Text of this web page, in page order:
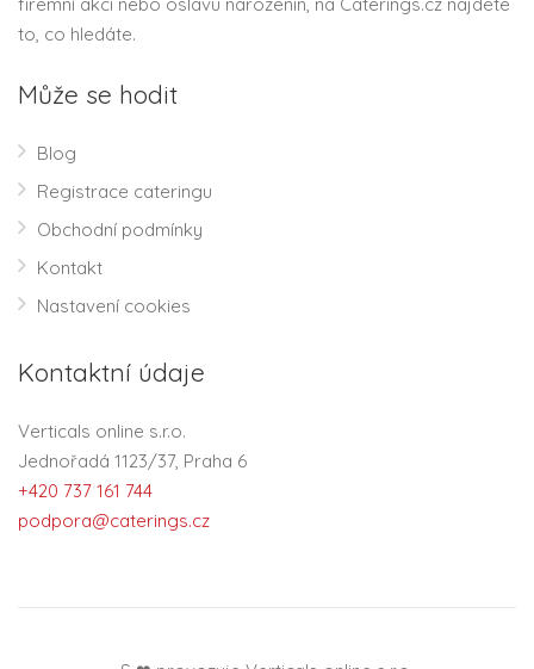
to, co hledáte.
Může se hodit
Blog
Registrace cateringu
Obchodní podmínky
Kontakt
Nastavení cookies
Kontaktní údaje
Verticals online s.r.o.
Jednořadá 1123/37, Praha 6
+420 737 161 744
podpora@caterings.cz